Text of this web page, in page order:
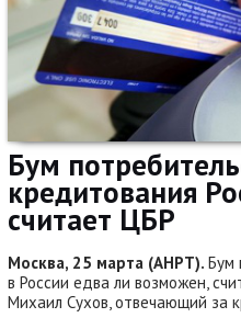
Бум
кредитования
считает ЦБР
Москва, 25 марта (АНРТ). Бум
в России едва ли возможен,
Михаил Сухов, отвечающий за